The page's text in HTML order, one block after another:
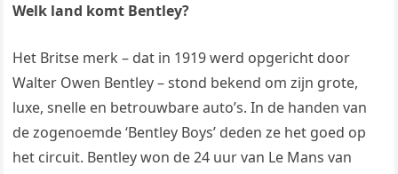
Welk land komt Bentley?
Het Britse merk – dat in 1919 werd opgericht door
Walter Owen Bentley – stond bekend om zijn grote,
luxe, snelle en betrouwbare auto’s. In de handen van
de zogenoemde ‘Bentley Boys’ deden ze het goed op
het circuit. Bentley won de 24 uur van Le Mans van